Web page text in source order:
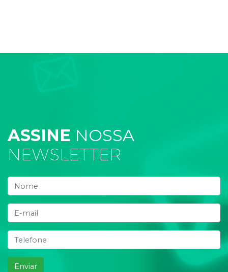
ASSINE NOSSA
NEWSLETTER
Enviar